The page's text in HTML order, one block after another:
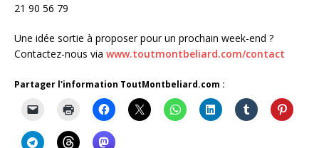
21 90 56 79
Une idée sortie à proposer pour un prochain week-end ?
Contactez-nous via www.toutmontbeliard.com/contact
Partager l'information ToutMontbeliard.com :